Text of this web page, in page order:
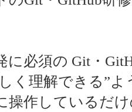
に必須の Git・
く理解できる”
操作しているだ